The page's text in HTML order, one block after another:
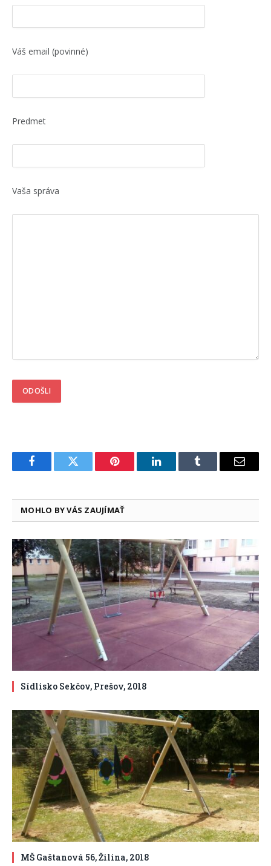
Váš email (povinné)
Predmet
Vaša správa
FacebookTwitter Pinterest LinkedInTumblr Email
MOHLO BY VÁS ZAUJÍMAŤ
Sídlisko Sekčov, Prešov, 2018
MŠ Gaštanová 56, Žilina, 2018